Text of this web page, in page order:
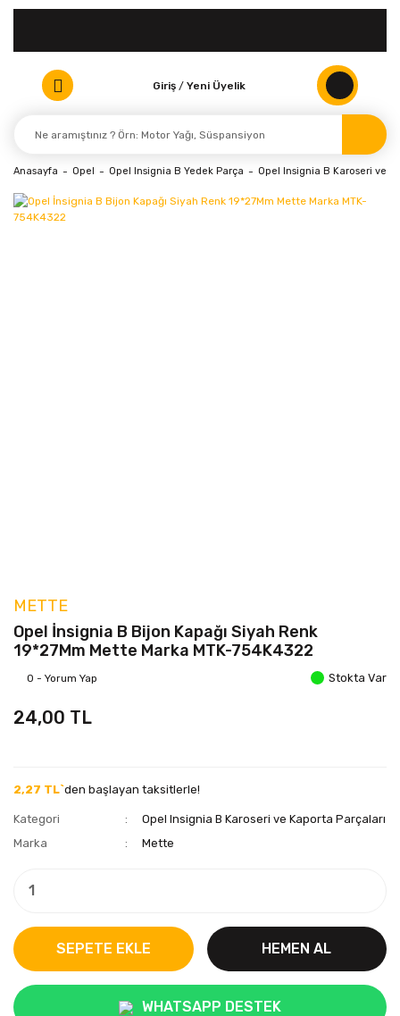
Giriş / Yeni Üyelik
Anasayfa Opel Opel Insignia B Yedek Parça Opel Insignia B Karoseri ve
METTE
Opel İnsignia B Bijon Kapağı Siyah Renk
19*27Mm Mette Marka MTK-754K4322
0 - Yorum Yap Stokta Var
24,00 TL
2,27 TL`den başlayan taksitlerle!
Kategori
Opel Insignia B Karoseri ve Kaporta Parçaları
Marka
Mette
SEPETE EKLE HEMEN AL
WHATSAPP DESTEK